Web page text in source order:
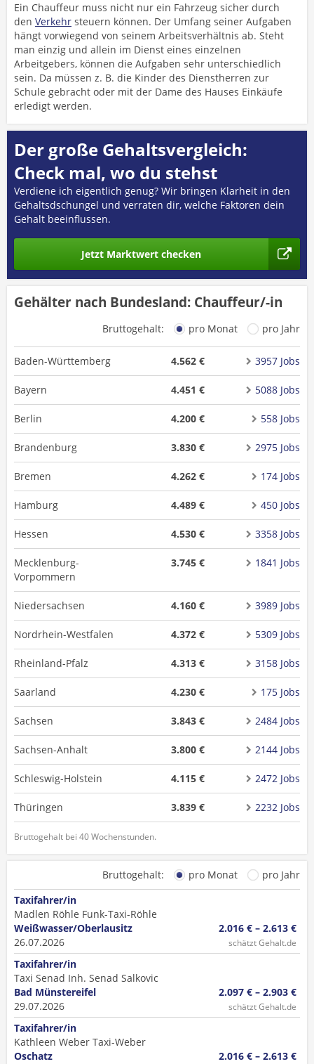
Ein Chauffeur muss nicht nur ein Fahrzeug sicher durch
den Verkehr steuern können. Der Umfang seiner Aufgaben
hängt vorwiegend von seinem Arbeitsverhältnis ab. Steht
man einzig und allein im Dienst eines einzelnen
Arbeitgebers, können die Aufgaben sehr unterschiedlich
sein. Da müssen z. B. die Kinder des Dienstherren zur
Schule gebracht oder mit der Dame des Hauses Einkäufe
erledigt werden.
Der große Gehaltsvergleich:
Check mal, wo du stehst
Verdiene ich eigentlich genug? Wir bringen Klarheit in den
Gehaltsdschungel und verraten dir, welche Faktoren dein
Gehalt beeinflussen.
Jetzt Marktwert checken
Gehälter nach Bundesland: Chauffeur/-in
Bruttogehalt: pro Monat pro Jahr
Baden-Württemberg 4.562 € 3957 Jobs
Bayern 4.451 € 5088 Jobs
Berlin 4.200 € 558 Jobs
Brandenburg 3.830 € 2975 Jobs
Bremen 4.262 € 174 Jobs
Hamburg 4.489 € 450 Jobs
Hessen 4.530 € 3358 Jobs
Mecklenburg-
Vorpommern
3.745 € 1841 Jobs
Niedersachsen 4.160 € 3989 Jobs
Nordrhein-Westfalen 4.372 € 5309 Jobs
Rheinland-Pfalz 4.313 € 3158 Jobs
Saarland 4.230 € 175 Jobs
Sachsen 3.843 € 2484 Jobs
Sachsen-Anhalt 3.800 € 2144 Jobs
Schleswig-Holstein 4.115 € 2472 Jobs
Thüringen 3.839 € 2232 Jobs
Bruttogehalt bei 40 Wochenstunden.
Bruttogehalt: pro Monat
pro Jahr
Taxifahrer/in
Madlen Röhle Funk-Taxi-Röhle
Weißwasser/Oberlausitz
26.07.2026
2.016 € – 2.613 €
schätzt Gehalt.de
Taxifahrer/in
Taxi Senad Inh. Senad Salkovic
Bad Münstereifel
29.07.2026
2.097 € – 2.903 €
schätzt Gehalt.de
Taxifahrer/in
Kathleen Weber Taxi-Weber
Oschatz
2.016 € – 2.613 €